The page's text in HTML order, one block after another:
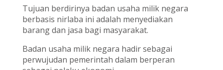
Tujuan berdirinya badan usaha milik negara
berbasis nirlaba ini adalah menyediakan
barang dan jasa bagi masyarakat.
Badan usaha milik negara hadir sebagai
perwujudan pemerintah dalam berperan